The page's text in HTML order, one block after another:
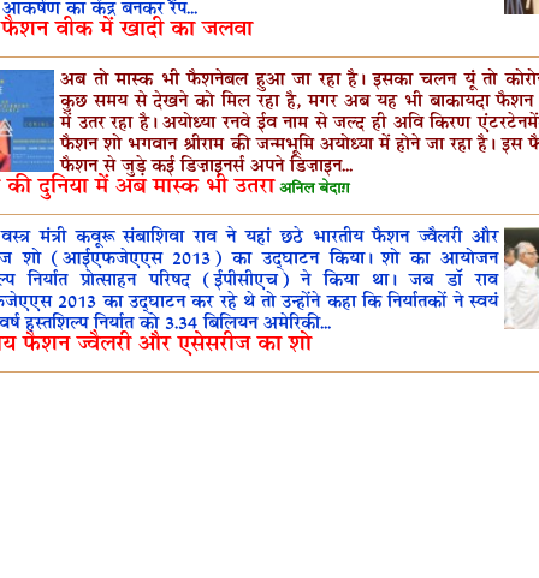
का केंद्र बनकर रैंप...
वीक में खादी का जलवा
अब तो मास्क भी फैशनेबल हुआ जा रहा है। इसका चलन यूं तो
कुछ समय से देखने को मिल रहा है, मगर अब यह भी बाकायदा फैशन
में उतर रहा है। अयोध्या रनवे ईव नाम से जल्द ही अवि किरण
फैशन शो भगवान श्रीराम की जन्मभूमि अयोध्या में होने जा रहा है। इस
फैशन से जुड़े कई डिज़ाइनर्स अपने डिज़ाइन...
दुनिया में अब मास्क भी उतरा अनिल बेदाग़
वस्त्र मंत्री कवूरू संबाशिवा राव ने यहां छठे भारतीय फैशन ज्वैलरी और
शो (आईएफजेएएस 2013) का उद्घाटन किया। शो का आयोजन
निर्यात प्रोत्साहन परिषद (ईपीसीएच) ने किया था। जब डॉ राव
2013 का उद्घाटन कर रहे थे तो उन्होंने कहा कि निर्यातकों ने स्वयं
हस्तशिल्प निर्यात को 3.34 बिलियन अमेरिकी...
फैशन ज्वैलरी और एसेसरीज का शो